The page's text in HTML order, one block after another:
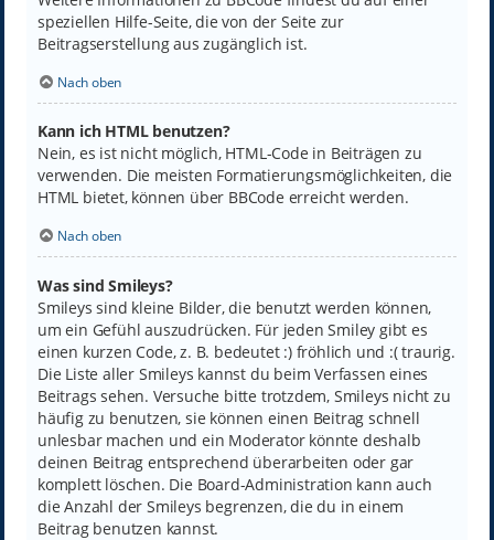
speziellen Hilfe-Seite, die von der Seite zur
Beitragserstellung aus zugänglich ist.
Nach oben
Kann ich HTML benutzen?
Nein, es ist nicht möglich, HTML-Code in Beiträgen zu
verwenden. Die meisten Formatierungsmöglichkeiten, die
HTML bietet, können über BBCode erreicht werden.
Nach oben
Was sind Smileys?
Smileys sind kleine Bilder, die benutzt werden können,
um ein Gefühl auszudrücken. Für jeden Smiley gibt es
einen kurzen Code, z. B. bedeutet :) fröhlich und :( traurig.
Die Liste aller Smileys kannst du beim Verfassen eines
Beitrags sehen. Versuche bitte trotzdem, Smileys nicht zu
häufig zu benutzen, sie können einen Beitrag schnell
unlesbar machen und ein Moderator könnte deshalb
deinen Beitrag entsprechend überarbeiten oder gar
komplett löschen. Die Board-Administration kann auch
die Anzahl der Smileys begrenzen, die du in einem
Beitrag benutzen kannst.